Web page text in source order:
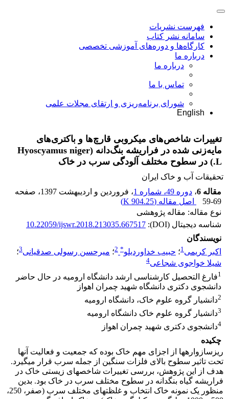
فهرست نشریات
سامانه نشر کتاب
کارگاه‌ها و دوره‌های آموزشی تخصصی
درباره ما
درباره ما
تماس با ما
شورای برنامه‌ریزی و ارتقای مجلات علمی
English
تغییرات شاخص‌های میکروبی قارچ‌ها و باکتری‌های
مایه‌زنی شده در فراریشه بنگ‌دانه (Hyoscyamus niger
L.) در سطوح مختلف آلودگی سرب در خاک
تحقیقات آب و خاک ایران
مقاله 6
، دوره 49، شماره 1 ، فروردین و اردیبهشت 1397
، صفحه
59-69
اصل مقاله (904.25 K
)
نوع مقاله: مقاله پژوهشی
شناسه دیجیتال (DOI):
10.22059/ijswr.2018.213035.667517
نویسندگان
اکبر کریمی1؛ حبیب خداوردیلو*
2؛ میرحسن رسولی صدقیانی3؛
شیلا خواجوی شجاعی4
1فارغ التحصیل کارشناسی ارشد دانشگاه ارومیه در حال حاضر
دانشجوی دکتری دانشگاه شهید چمران اهواز
2دانشیار گروه علوم خاک، دانشگاه ارومیه
3دانشیار گروه علوم خاک دانشگاه ارومیه
4دانشجوی دکتری شهید چمران اهواز
چکیده
ریزسازواره­ها از اجزای مهم خاک بوده که جمعیت و فعالیت آنها
تحت تاثیر سطوح بالای فلزات سنگین از جمله سرب قرار می­گیرد.
هدف از این پژوهش، بررسی تغییرات شاخص­های زیستی خاک در
فراریشه گیاه بنگ­دانه در سطوح مختلف سرب در خاک بود. بدین
منظور یک نمونه خاک انتخاب و غلظت­های مختلف سرب (صفر، 250،